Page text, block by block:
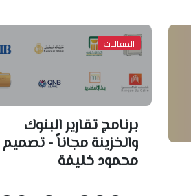
المقالات
برنامج تقارير البنوك
والخزينة مجاناً - تصميم
محمود خليفة